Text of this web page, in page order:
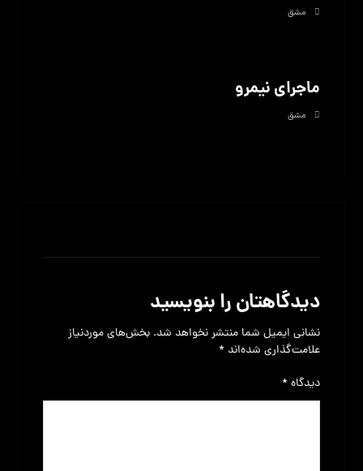
مشق
ماجرای نیمرو
مشق
دیدگاهتان را بنویسید
نشانی ایمیل شما منتشر نخواهد شد. بخش‌های موردنیاز
علامت‌گذاری شده‌اند*
دیدگاه*